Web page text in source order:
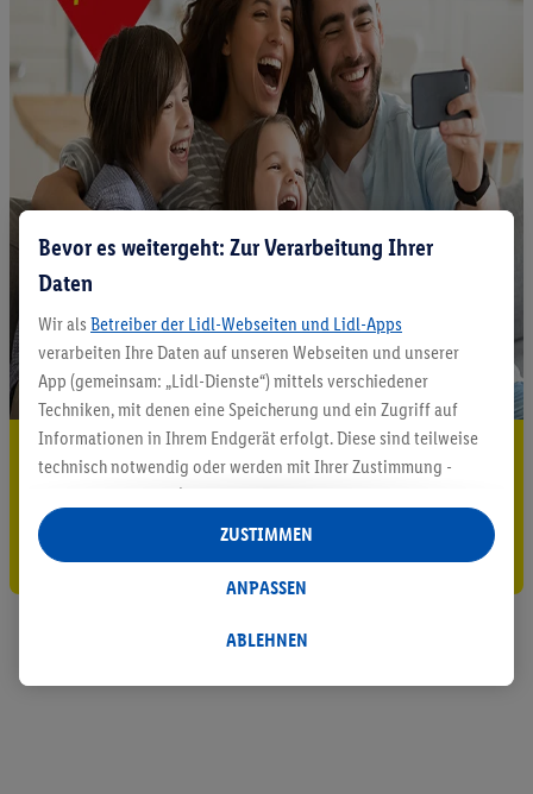
5.95 € Versand sparen³²ᵃ
Jetzt zum Newsletter anmelden
Bevor es weitergeht: Zur Verarbeitung Ihrer
Daten
Wir als Betreiber der Lidl-Webseiten und Lidl-Apps
verarbeiten Ihre Daten auf unseren Webseiten und unserer
App (gemeinsam: „Lidl-Dienste“) mittels verschiedener
Techniken, mit denen eine Speicherung und ein Zugriff auf
Informationen in Ihrem Endgerät erfolgt. Diese sind teilweise
technisch notwendig oder werden mit Ihrer Zustimmung -
auch durch Partner (u.a.
Verantwortliche; im Zusammenhang mit dem IAB TCF
insgesamt
Statistik-Erstellung oder für personalisierte Werbung
Datenverarbeitungen für personalisierte Werbung werden
ABLEHNEN
ANPASSEN
ZUSTIMMEN